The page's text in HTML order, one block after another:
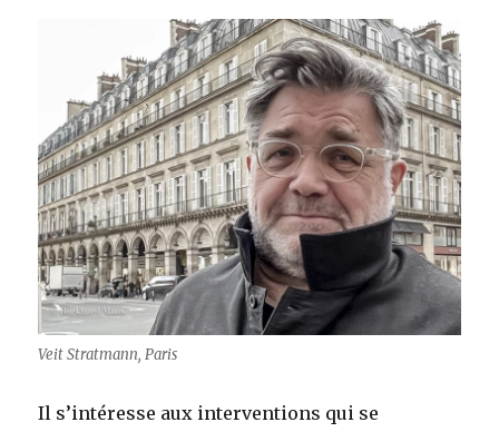
Veit Stratmann, Paris
Il s’intéresse aux interventions qui se